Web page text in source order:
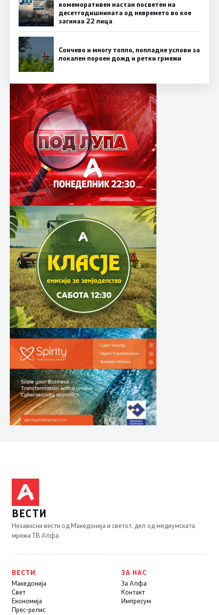
комеморативен настан посветен на
десетгодишнината од невремето во кое
загинаа 22 лица
Сончево и многу топло, попладне услови за
локален пороен дожд и ретки грмежи
ВЕСТИ
Независни вести од Македонија и светот, дел од медиумската
мрежа ТВ Алфа.
ВЕСТИ
Македонија
Свет
Економија
Прес-релис
ЗА НАС
За Алфа
Контакт
Импресум